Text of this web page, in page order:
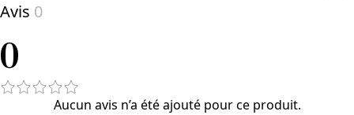
Avis 0
0
Aucun avis n’a été ajouté pour ce produit.